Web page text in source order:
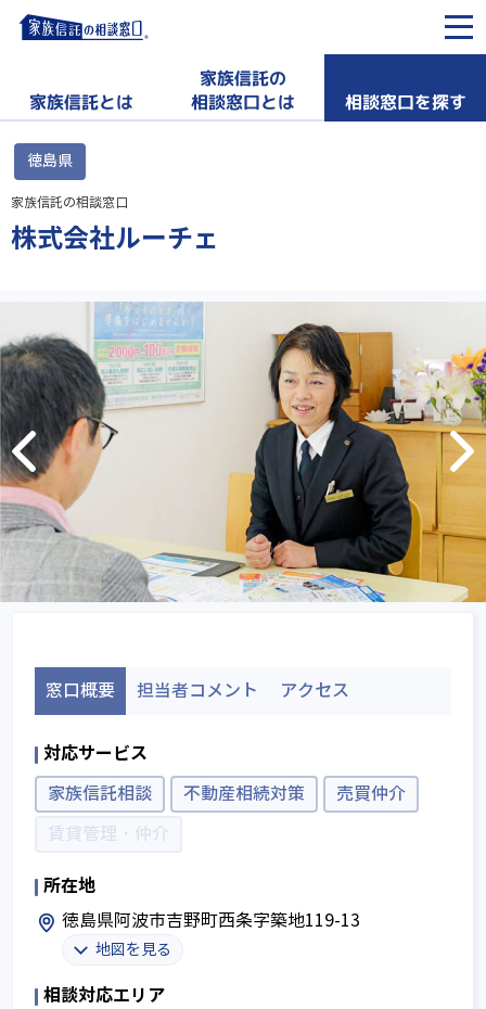
家族信託とは
家族信託の
相談窓口とは 相談窓口を探す
徳島県
家族信託の相談窓口
株式会社ルーチェ
窓口概要 担当者コメント アクセス
対応サービス
家族信託相談 不動産相続対策
売買仲介
賃貸管理・仲介
所在地
徳島県阿波市吉野町西条字築地119-13
地図を見る
相談対応エリア